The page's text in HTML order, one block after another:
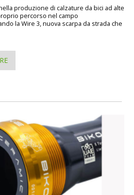
produzione di calzature da bici ad alte
percorso nel campo
la Wire 3, nuova scarpa da strada che